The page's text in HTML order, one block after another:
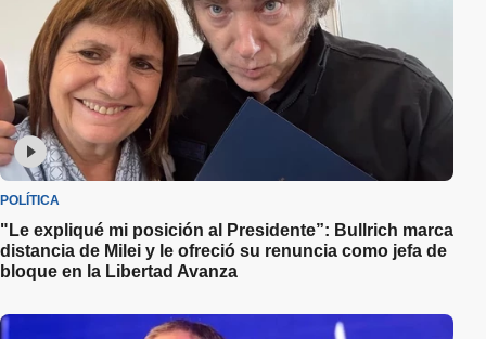
POLÍTICA
"Le expliqué mi posición al Presidente”: Bullrich marca
distancia de Milei y le ofreció su renuncia como jefa de
bloque en la Libertad Avanza